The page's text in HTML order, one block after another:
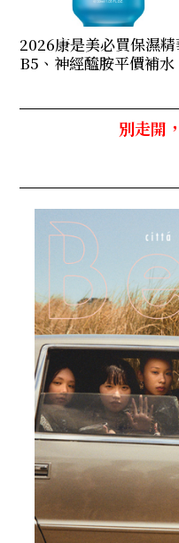
2026康是美必買保濕
B5、神經醯胺平價補水
別走開